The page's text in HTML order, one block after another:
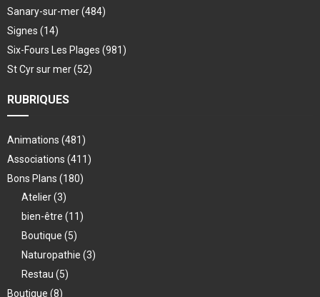
Sanary-sur-mer(484)
Signes (14)
Six-Fours Les Plages (981)
St Cyr sur mer(52)
RUBRIQUES
Animations (481)
Associations (411)
Bons Plans (180)
Atelier(3)
bien-être (11)
Boutique (5)
Naturopathie (3)
Restau (5)
Boutique (8)